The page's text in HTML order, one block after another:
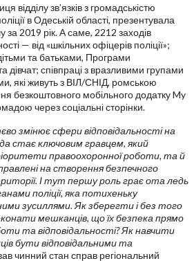
відділу зв’язків з громадськістю
в Одеській області, презентувала
за 2019 рік. А саме, 2212 заходів
— від «шкільних офіцерів поліції»;
та батьками, Програми
дівчат; співпраці з вразливими групами
які живуть з ВІЛ/СНІД, ромською
безкоштовного мобільного додатку My
через соціальні сторінки.
змінює сфери відповідальності на
стає ключовим гравцем, який
правоохоронної роботи, та й
на створення безпечного
І тут першу роль грає ота ледь
поліції, яка потихеньку
зусиллями. Як зберегти і без того
мешканців, що їх безпека прямо
та відповідальності? Як навчити
бути відповідальними та
чинний стан справ регіональний